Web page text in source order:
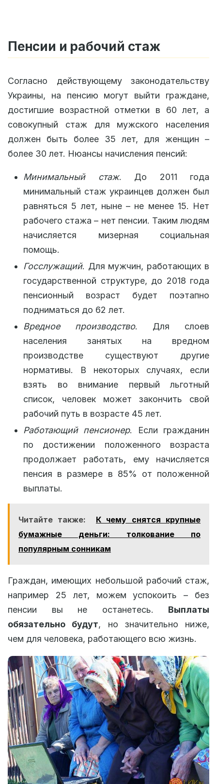
Пенсии и рабочий стаж
Согласно действующему законодательству
Украины, на пенсию могут выйти граждане,
достигшие возрастной отметки в 60 лет, а
совокупный стаж для мужского населения
должен быть более 35 лет, для женщин –
более 30 лет. Нюансы начисления пенсий:
Минимальный стаж. До 2011 года
минимальный стаж украинцев должен был
равняться 5 лет, ныне – не менее 15. Нет
рабочего стажа – нет пенсии. Таким людям
начисляется мизерная социальная
помощь.
Госслужащий. Для мужчин, работающих в
государственной структуре, до 2018 года
пенсионный возраст будет поэтапно
подниматься до 62 лет.
Вредное производство. Для слоев
населения занятых на вредном
производстве существуют другие
нормативы. В некоторых случаях, если
взять во внимание первый льготный
список, человек может закончить свой
рабочий путь в возрасте 45 лет.
Работающий пенсионер. Если гражданин
по достижении положенного возраста
продолжает работать, ему начисляется
пенсия в размере в 85% от положенной
выплаты.
Читайте также:
К чему снятся крупные
бумажные деньги: толкование по
популярным сонникам
Граждан, имеющих небольшой рабочий стаж,
например 25 лет, можем успокоить – без
пенсии вы не останетесь. Выплаты
обязательно будут, но значительно ниже,
чем для человека, работающего всю жизнь.